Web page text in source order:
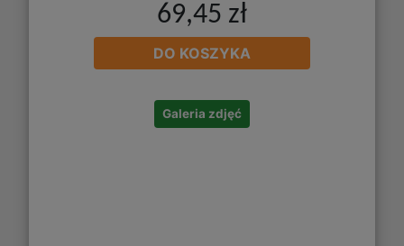
69,45 zł
DO KOSZYKA
Galeria zdjęć